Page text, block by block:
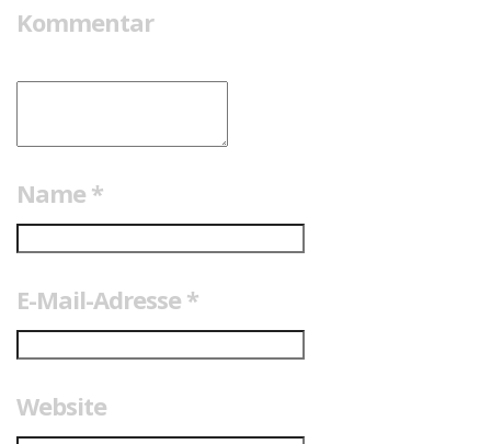
Kommentar
Name *
E-Mail-Adresse *
Website